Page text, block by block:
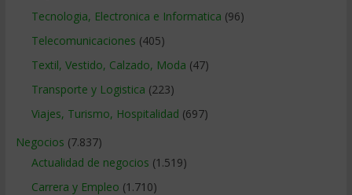
Tecnologia, Electronica e Informatica (96)
Telecomunicaciones (405)
Textil, Vestido, Calzado, Moda (47)
Transporte y Logistica (223)
Viajes, Turismo, Hospitalidad (697)
Negocios (7.837)
Actualidad de negocios (1.519)
Carrera y Empleo (1.710)